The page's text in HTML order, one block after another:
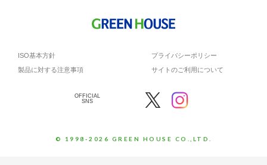
ISO基本方針
プライバシーポリシー
製品に対する注意事項
サイトのご利用について
OFFICIAL
SNS
© 1998-2026 GREEN HOUSE CO.,LTD.